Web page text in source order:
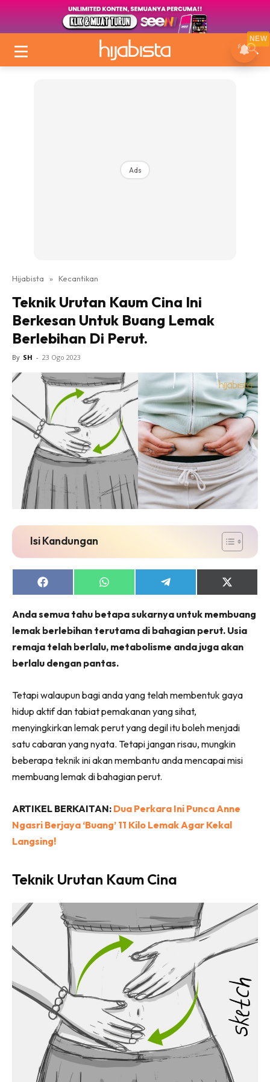
Ads
Hijabista » Kecantikan
Teknik Urutan Kaum Cina Ini
Berkesan Untuk Buang Lemak
Berlebihan Di Perut.
By SH - 23 Ogo 2023
Isi Kandungan
Share
on
Share
on
Share
on
Share
on
(Twitter)
Anda semua tahu betapa sukarnya untuk membuang
lemak berlebihan terutama di bahagian perut. Usia
remaja telah berlalu, metabolisme anda juga akan
berlalu dengan pantas.
Tetapi walaupun bagi anda yang telah membentuk gaya
hidup aktif dan tabiat pemakanan yang sihat,
menyingkirkan lemak perut yang degil itu boleh menjadi
satu cabaran yang nyata. Tetapi jangan risau, mungkin
beberapa teknik ini akan membantu anda mencapai misi
membuang lemak di bahagian perut.
ARTIKEL BERKAITAN: Dua Perkara Ini Punca Anne
Ngasri Berjaya ‘Buang’ 11 Kilo Lemak Agar Kekal
Langsing!
Teknik Urutan Kaum Cina
NEW